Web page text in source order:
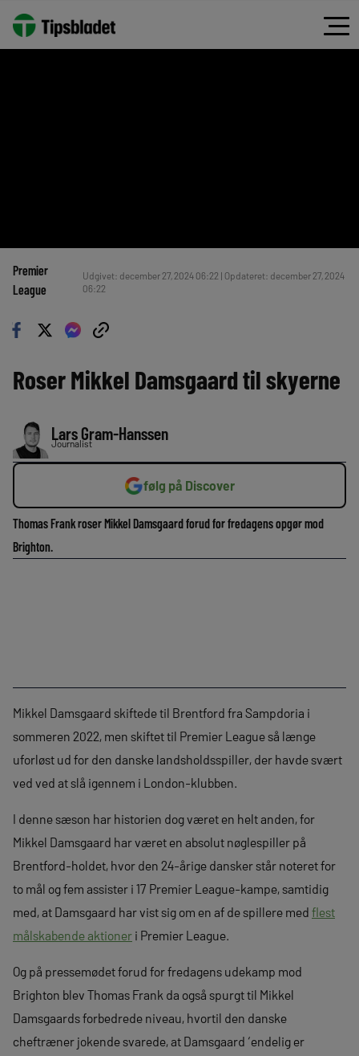
Premier
League
Udgivet: december 27, 2024 06:22 | Opdateret: december 27, 2024
06:22
Roser Mikkel Damsgaard til skyerne
Lars Gram-Hanssen
Journalist
følg på Discover
Thomas Frank roser Mikkel Damsgaard forud for fredagens opgør mod
Brighton.
Mikkel Damsgaard skiftede til Brentford fra Sampdoria i
sommeren 2022, men skiftet til Premier League så længe
uforløst ud for den danske landsholdsspiller, der havde svært
ved ved at slå igennem i London-klubben.
I denne sæson har historien dog været en helt anden, for
Mikkel Damsgaard har været en absolut nøglespiller på
Brentford-holdet, hvor den 24-årige dansker står noteret for
to mål og fem assister i 17 Premier League-kampe, samtidig
med, at Damsgaard har vist sig om en af de spillere med flest
målskabende aktioner i Premier League.
Og på pressemødet forud for fredagens udekamp mod
Brighton blev Thomas Frank da også spurgt til Mikkel
Damsgaards forbedrede niveau, hvortil den danske
cheftræner jokende svarede, at Damsgaard ‘endelig er